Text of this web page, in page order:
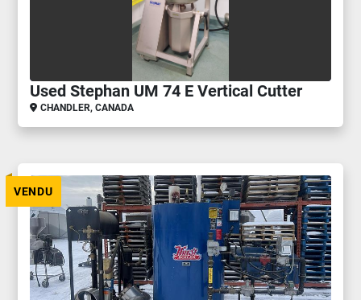
Used Stephan UM 74 E Vertical Cutter
CHANDLER, CANADA
VENDU